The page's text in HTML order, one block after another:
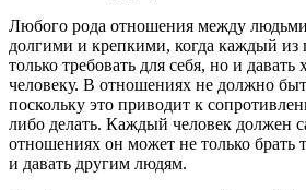
Любого рода отношения между людьми
долгими и крепкими, когда каждый из
только требовать для себя, но и
человеку. В отношениях не должно
поскольку это приводит к
либо делать. Каждый человек должен
отношениях он может не только брать
и давать другим людям.